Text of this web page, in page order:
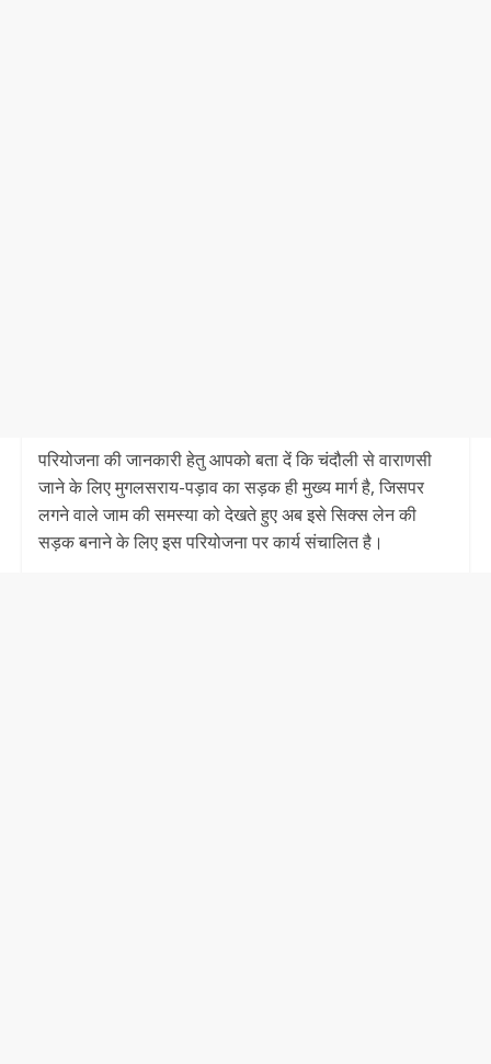
परियोजना की जानकारी हेतु आपको बता दें कि चंदौली से वाराणसी
जाने के लिए मुगलसराय-पड़ाव का सड़क ही मुख्य मार्ग है, जिसपर
लगने वाले जाम की समस्या को देखते हुए अब इसे सिक्स लेन की
सड़क बनाने के लिए इस परियोजना पर कार्य संचालित है।